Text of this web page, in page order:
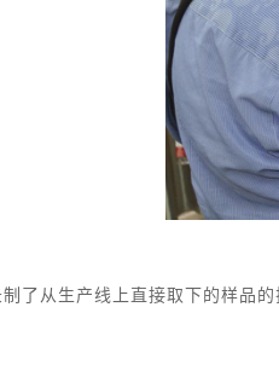
生产线上直接取下的样品的